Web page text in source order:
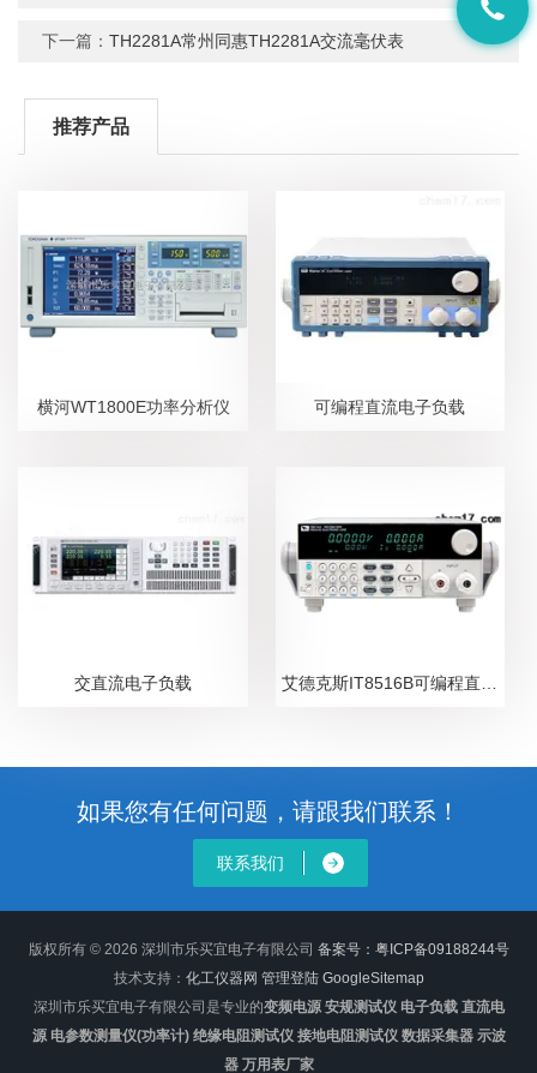
下一篇：TH2281A常州同惠TH2281A交流毫伏表
推荐产品
横河WT1800E功率分析仪 可编程直流电子负载
交直流电子负载
如果您有任何问题，请跟我们联系！
联系我们
版权所有 © 2026 深圳市乐买宜电子有限公司 备案号：粤ICP备09188244号
技术支持： 化工仪器网 管理登陆 GoogleSitemap
深圳市乐买宜电子有限公司是专业的变频电源 安规测试仪 电子负载 直流电
源 电参数测量仪(功率计) 绝缘电阻测试仪 接地电阻测试仪 数据采集器 示波
器 万用表厂家